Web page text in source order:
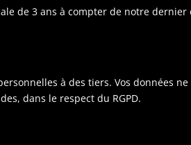
de 3 ans à compter de notre
à des tiers. Vos données
dans le respect du RGPD.